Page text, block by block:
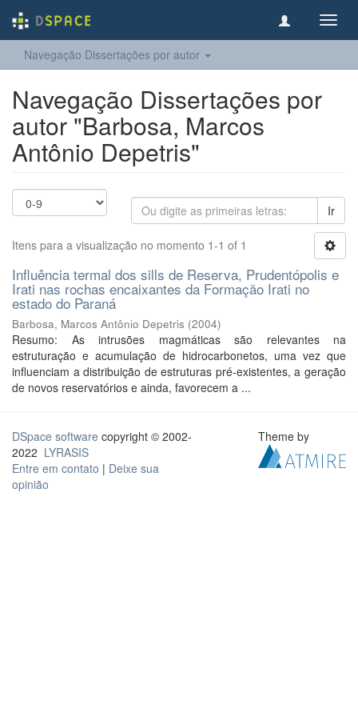
Navegação Dissertações por autor
Navegação Dissertações por
autor "Barbosa, Marcos
Antônio Depetris"
Ir
Itens para a visualização no momento 1-1 of 1
Influência termal dos sills de Reserva, Prudentópolis e
Irati nas rochas encaixantes da Formação Irati no
estado do Paraná
Barbosa, Marcos Antônio Depetris (2004)
Resumo: As intrusões magmáticas são relevantes na
estruturação e acumulação de hidrocarbonetos, uma vez que
influenciam a distribuição de estruturas pré-existentes, a geração
de novos reservatórios e ainda, favorecem a ...
DSpace software copyright © 2002-
2022 LYRASIS
Entre em contato | Deixe sua
opinião
Theme by